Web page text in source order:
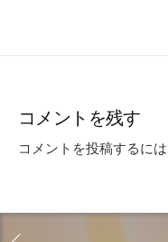
コメントを残す
コメントを投稿するには